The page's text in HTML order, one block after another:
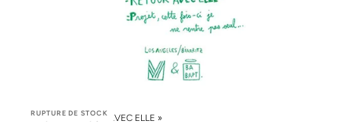
RUPTURE DE STOCK
AFFICHE « RETOUR AVEC ELLE »